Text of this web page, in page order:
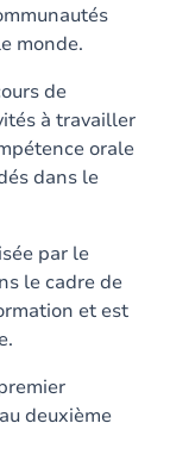
monde.
de
à travailler
orale
dans le
par le
le cadre de
et est
deuxième